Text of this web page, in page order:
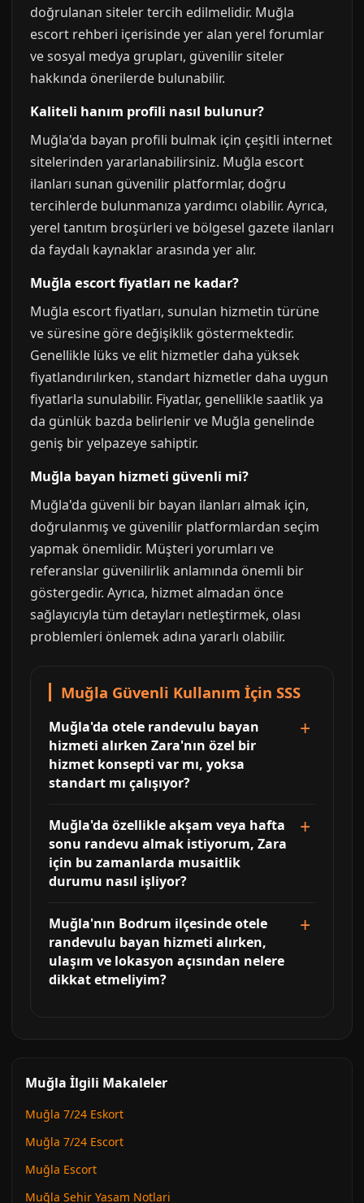
doğrulanan siteler tercih edilmelidir. Muğla
escort rehberi içerisinde yer alan yerel forumlar
ve sosyal medya grupları, güvenilir siteler
hakkında önerilerde bulunabilir.
Kaliteli hanım profili nasıl bulunur?
Muğla'da bayan profili bulmak için çeşitli internet
sitelerinden yararlanabilirsiniz. Muğla escort
ilanları sunan güvenilir platformlar, doğru
tercihlerde bulunmanıza yardımcı olabilir. Ayrıca,
yerel tanıtım broşürleri ve bölgesel gazete ilanları
da faydalı kaynaklar arasında yer alır.
Muğla escort fiyatları ne kadar?
Muğla escort fiyatları, sunulan hizmetin türüne
ve süresine göre değişiklik göstermektedir.
Genellikle lüks ve elit hizmetler daha yüksek
fiyatlandırılırken, standart hizmetler daha uygun
fiyatlarla sunulabilir. Fiyatlar, genellikle saatlik ya
da günlük bazda belirlenir ve Muğla genelinde
geniş bir yelpazeye sahiptir.
Muğla bayan hizmeti güvenli mi?
Muğla'da güvenli bir bayan ilanları almak için,
doğrulanmış ve güvenilir platformlardan seçim
yapmak önemlidir. Müşteri yorumları ve
referanslar güvenilirlik anlamında önemli bir
göstergedir. Ayrıca, hizmet almadan önce
sağlayıcıyla tüm detayları netleştirmek, olası
problemleri önlemek adına yararlı olabilir.
Muğla Güvenli Kullanım İçin SSS
Muğla'da otele randevulu bayan
hizmeti alırken Zara'nın özel bir
hizmet konsepti var mı, yoksa
standart mı çalışıyor?
Muğla'da özellikle akşam veya hafta
sonu randevu almak istiyorum, Zara
için bu zamanlarda musaitlik
durumu nasıl işliyor?
Muğla'nın Bodrum ilçesinde otele
randevulu bayan hizmeti alırken,
ulaşım ve lokasyon açısından nelere
dikkat etmeliyim?
Muğla İlgili Makaleler
Muğla 7/24 Eskort
Muğla 7/24 Escort
Muğla Escort
Muğla Sehir Yasam Notlari